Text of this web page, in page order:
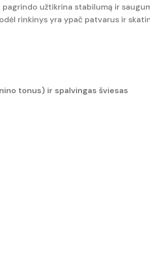
užtikrina stabilumą ir
rinkinys yra ypač patvarus ir
tonus) ir spalvingas šviesas